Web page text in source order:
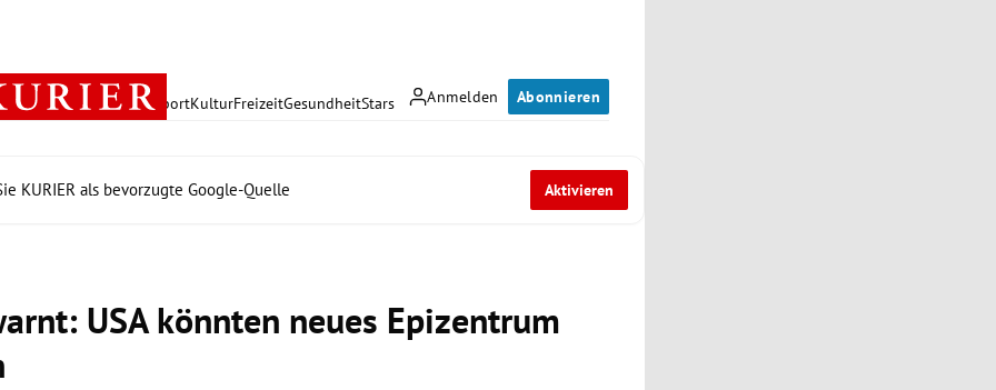
Anmelden Abonnieren
PolitikWirtschaft SportKulturFreizeitGesundheitStars
KURIER als bevorzugte Google-Quelle Aktivieren
USA könnten neues Epizentrum